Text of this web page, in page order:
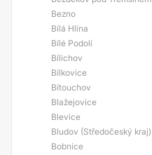
Bezno
Bílá Hlína
Bílé Podolí
Bílichov
Bílkovice
Bítouchov
Blažejovice
Blevice
Bludov (Středočeský kraj)
Bobnice